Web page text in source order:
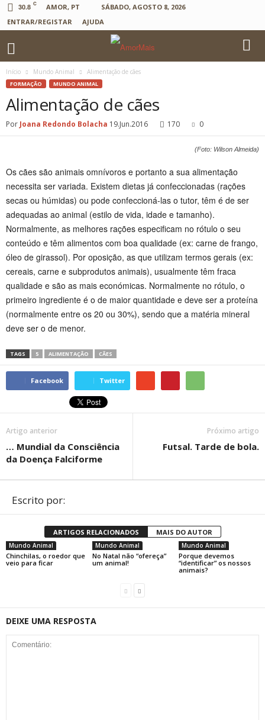
30.8 C AMOR, PT
SÁBADO, AGOSTO 8, 2026
ENTRAR/REGISTAR
AJUDA
Início Mundo Animal Alimentação de cães
FORMAÇÃO MUNDO ANIMAL
Alimentação de cães
Por Joana Redondo Bolacha 19.Jun.2016 170 0
(Foto: Wilson Almeida)
Os cães são animais omnívoros e portanto a sua alimentação
necessita ser variada. Existem dietas já confeccionadas (rações
secas ou húmidas) ou pode confeccioná-las o tutor, têm é de ser
adequadas ao animal (estilo de vida, idade e tamanho).
Normalmente, as melhores rações especificam no rótulo o seu
conteúdo e têm alimentos com boa qualidade (ex: carne de frango,
óleo de girassol). Por oposição, as que utilizam termos gerais (ex:
cereais, carne e subprodutos animais), usualmente têm fraca
qualidade e são as mais económicas. Normalmente no rótulo, o
primeiro ingrediente é o de maior quantidade e deve ser a proteína
(normalmente entre os 20 ou 30%), sendo que a matéria mineral
deve ser o de menor.
TAGS 5 ALIMENTAÇÃO CÃES
Facebook Twitter
Artigo anterior
… Mundial da Consciência
da Doença Falciforme
Próximo artigo
Futsal. Tarde de bola.
Escrito por:
ARTIGOS RELACIONADOS MAIS DO AUTOR
Mundo Animal
Chinchilas, o roedor que
veio para ficar
Mundo Animal
No Natal não “ofereça”
um animal!
Mundo Animal
Porque devemos
“identificar” os nossos
animais?
DEIXE UMA RESPOSTA